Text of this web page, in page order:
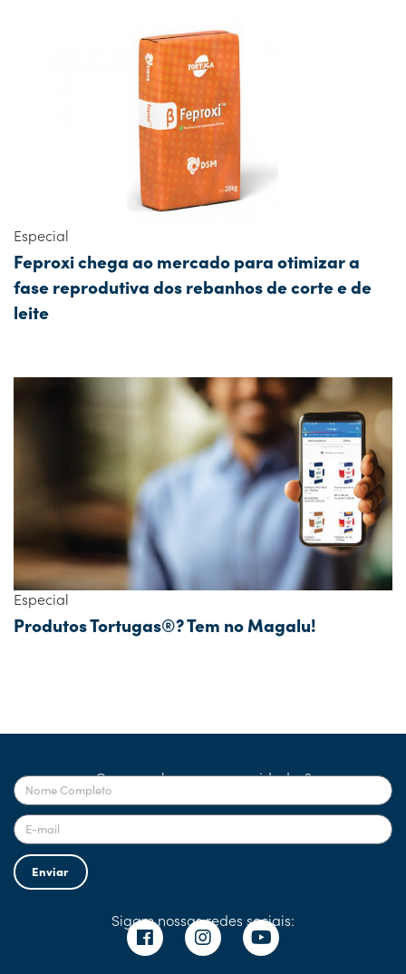
Especial
Feproxi chega ao mercado para otimizar a
fase reprodutiva dos rebanhos de corte e de
leite
Especial
Produtos Tortugas®? Tem no Magalu!
Quer receber nossas novidades?
Enviar
Sigam nossas redes sociais: